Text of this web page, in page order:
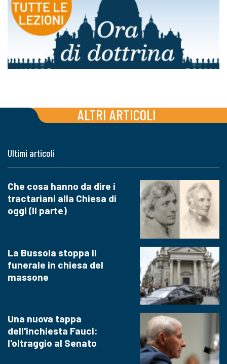
ALTRI ARTICOLI
Ultimi articoli
Che cosa hanno da dire i
tractariani alla Chiesa di
oggi (II parte)
La Bussola stoppa il
funerale in chiesa del
massone
Una nuova tappa
dell'inchiesta Fauci:
l'oltraggio al Senato